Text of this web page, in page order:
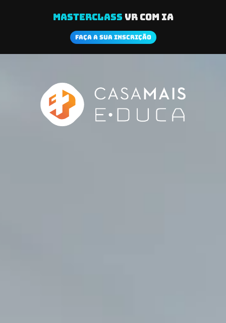
Masterclass VR com IA
Faça a Sua Inscrição